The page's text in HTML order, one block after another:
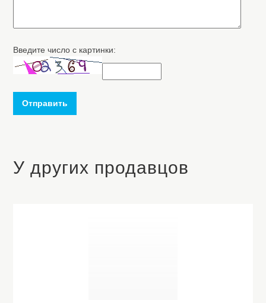
Введите число с картинки:
Отправить
У других продавцов